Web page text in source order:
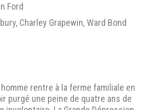
Ford
Charley Grapewin, Ward Bond
rentre à la ferme familiale en
purgé une peine de quatre ans de